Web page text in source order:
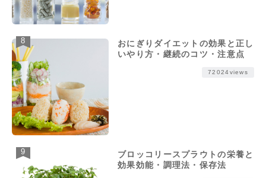
おにぎりダイエットの効果と正し
いやり方・継続のコツ・注意点
72024views
ブロッコリースプラウトの栄養と
効果効能・調理法・保存法